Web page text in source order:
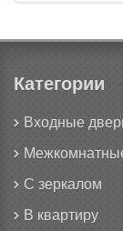
Категории
Входные
С зеркалом
В квартиру